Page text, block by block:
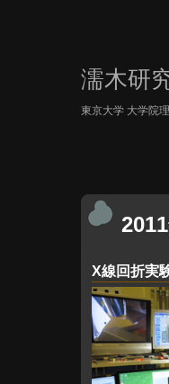
濡木研
東京大学 大学院
X線回折実